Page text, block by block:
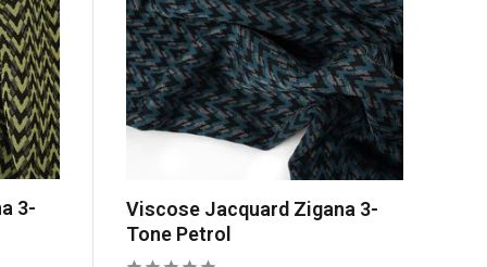
3-
Viscose Jacquard Zigana 3-
Tone Petrol